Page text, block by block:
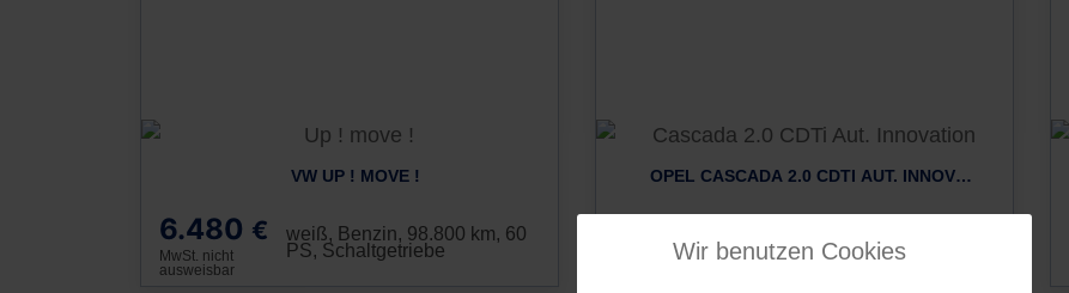
VW UP ! MOVE !
6.480 €
MwSt. nicht
ausweisbar
weiß, Benzin, 98.800 km, 60
PS, Schaltgetriebe
OPEL CASCADA 2.0 CDTI AUT. INNOVATION
MwSt. nicht
165 PS, Automatik
Wir benutzen Cookies